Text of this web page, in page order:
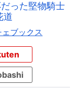
った堅物騎士
道
ェブックス